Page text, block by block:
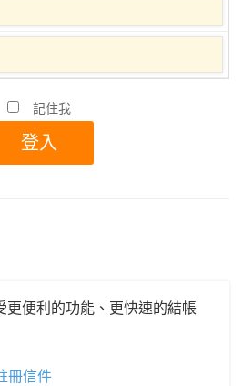
記住我
更便利的功能、更快速的結帳
冊信件